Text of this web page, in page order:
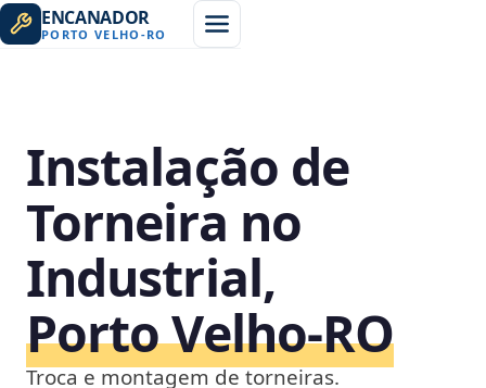
ENCANADOR
PORTO VELHO -RO
Instalação de
Torneira no
Industrial,
Porto Velho‑RO
Troca e montagem de torneiras.